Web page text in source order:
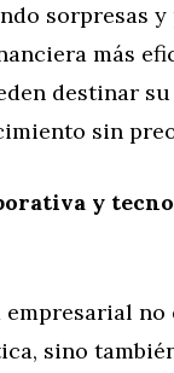
sorpresas
más
destinar
sin
y
no
sino